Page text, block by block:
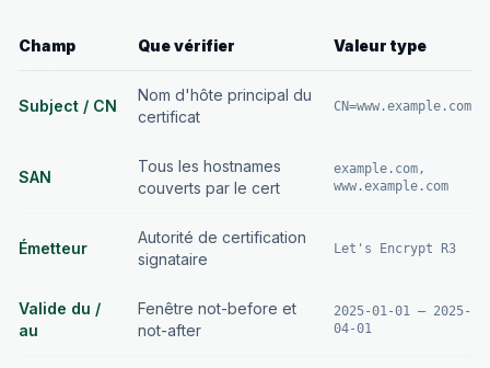
Champ Que vérifier Valeur type
Subject / CN
Nom d'hôte principal du
certificat
CN=www.example.com
SAN
Tous les hostnames
couverts par le cert
example.com,
www.example.com
Émetteur
Autorité de certification
signataire
Let's Encrypt R3
Valide du /
au
Fenêtre not-before et
not-after
2025-01-01 — 2025-
04-01